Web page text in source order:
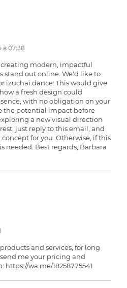
в 07:38
modern, impactful
stand out online. We'd like to
izuchai.dance. This would give
a fresh design could
with no obligation on your
the potential impact before
a new visual direction
just reply to this email, and
for you. Otherwise, if this
needed. Best regards, Barbara
and services, for long
me your pricing and
wa.me/18258775541